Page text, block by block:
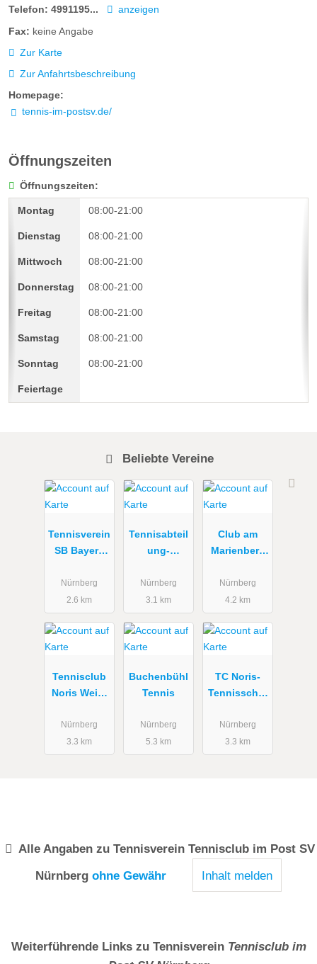
Telefon: 4991195...
anzeigen
Fax: keine Angabe
Zur Karte
Zur Anfahrtsbeschreibung
Homepage:
tennis-im-postsv.de/
Öffnungszeiten
Öffnungszeiten:
08:00-21:00
08:00-21:00
08:00-21:00
08:00-21:00
08:00-21:00
08:00-21:00
08:00-21:00
Beliebte Vereine
Tennisverein
SB Bayern
Nürnberg
2.6 km
Tennisabteil
ung-
-Museum
e.V.
Nürnberg
3.1 km
Club am
Marienberg
Nürnberg
4.2 km
Tennisclub
Noris Weiß-
Nürnberg
3.3 km
Buchenbühl
Tennis
Nürnberg
5.3 km
TC Noris-
Tennisschul
Nürnberg
3.3 km
Alle Angaben zu Tennisverein Tennisclub im Post SV
Nürnberg ohne Gewähr Inhalt melden
Weiterführende Links zu Tennisverein Tennisclub im